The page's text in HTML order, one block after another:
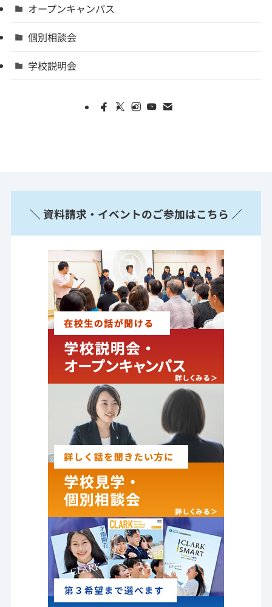
オープンキャンパス
個別相談会
学校説明会
＼ 資料請求・イベントのご参加はこちら ／